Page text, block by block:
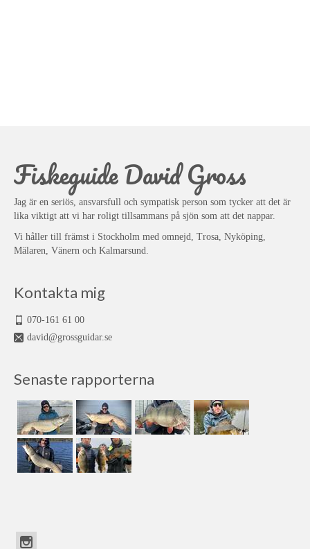
Fiskeguide David Gross
Jag är en seriös, ansvarsfull och sympatisk person som tycker att det är
lika viktigt att vi har roligt tillsammans på sjön som att det nappar.
Vi håller till främst i Stockholm med omnejd, Trosa, Nyköping,
Mälaren, Vänern och Kalmarsund.
Kontakta mig
070-161 61 00
david@grossguidar.se
Senaste rapporterna